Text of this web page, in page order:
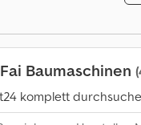
Baumaschinen
komplett